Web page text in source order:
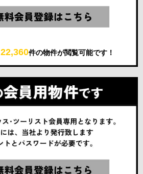
22,360件の物件が閲覧可能です！